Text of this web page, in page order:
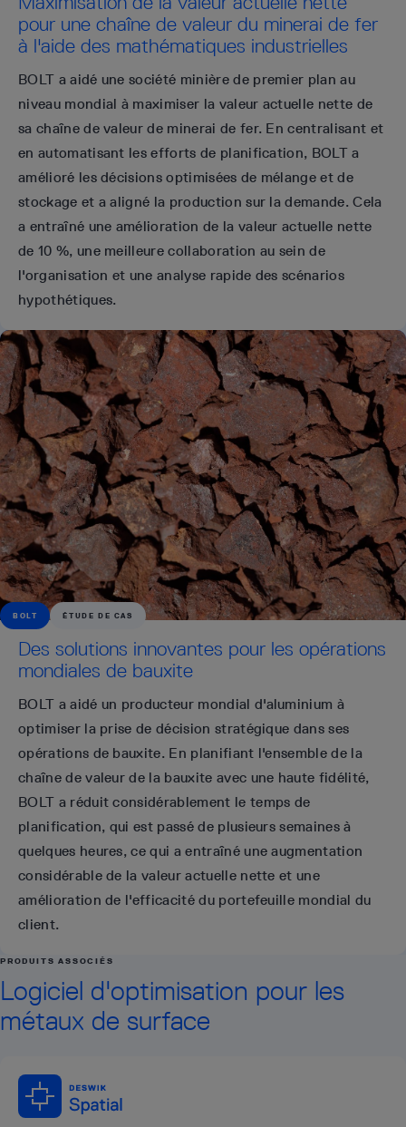
pour une chaîne de valeur du minerai de fer
à l'aide des mathématiques industrielles
BOLT a aidé une société minière de premier plan au
niveau mondial à maximiser la valeur actuelle nette de
sa chaîne de valeur de minerai de fer. En centralisant et
en automatisant les efforts de planification, BOLT a
amélioré les décisions optimisées de mélange et de
stockage et a aligné la production sur la demande. Cela
a entraîné une amélioration de la valeur actuelle nette
de 10 %, une meilleure collaboration au sein de
l'organisation et une analyse rapide des scénarios
hypothétiques.
BOLT ÉTUDE DE CAS
Des solutions innovantes pour les opérations
mondiales de bauxite
BOLT a aidé un producteur mondial d'aluminium à
optimiser la prise de décision stratégique dans ses
opérations de bauxite. En planifiant l'ensemble de la
chaîne de valeur de la bauxite avec une haute fidélité,
BOLT a réduit considérablement le temps de
planification, qui est passé de plusieurs semaines à
quelques heures, ce qui a entraîné une augmentation
considérable de la valeur actuelle nette et une
amélioration de l'efficacité du portefeuille mondial du
client.
PRODUITS ASSOCIÉS
Logiciel d'optimisation pour les
métaux de surface